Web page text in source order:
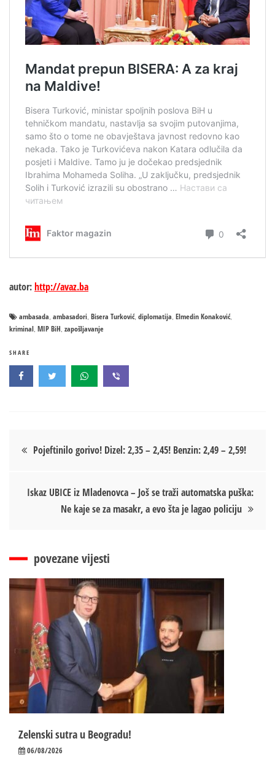
autor:http://avaz.ba
ambasada, ambasadori, Bisera Turković, diplomatija, Elmedin Konaković,
kriminal, MIP BiH, zapošljavanje
SHARE
Кретање
Pojeftinilo gorivo! Dizel: 2,35 – 2,45! Benzin: 2,49 – 2,59!
Iskaz UBICE iz Mladenovca – Još se traži automatska puška:
Ne kaje se za masakr, a evo šta je lagao policiju
povezane vijesti
Zelenski sutra u Beogradu!
06/08/2026